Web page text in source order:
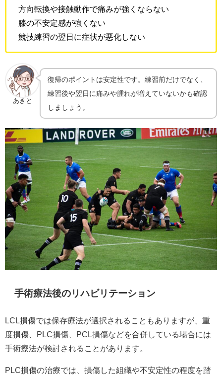
方向転換や接触動作で痛みが強くならない
膝の不安定感が強くない
競技練習の翌日に症状が悪化しない
あきと
復帰のポイントは安定性です。練習前だけでなく、
練習後や翌日に痛みや腫れが増えていないかも確認
しましょう。
手術療法後のリハビリテーション
LCL損傷では保存療法が選択されることもありますが、重
度損傷、PLC損傷、PCL損傷などを合併している場合には
手術療法が検討されることがあります。
PLC損傷の治療では、損傷した組織や不安定性の程度を踏